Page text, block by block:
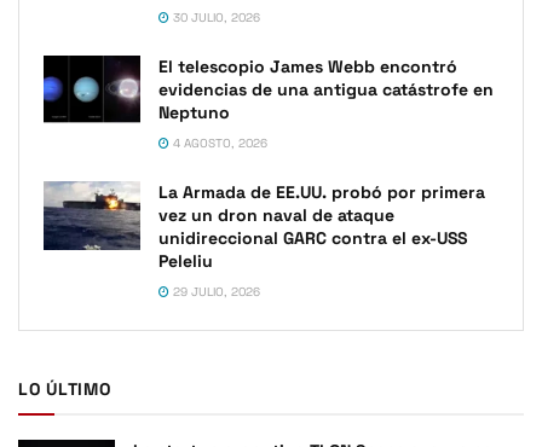
30 JULIO, 2026
El telescopio James Webb encontró
evidencias de una antigua catástrofe en
Neptuno
4 AGOSTO, 2026
La Armada de EE.UU. probó por primera
vez un dron naval de ataque
unidireccional GARC contra el ex-USS
Peleliu
29 JULIO, 2026
LO ÚLTIMO